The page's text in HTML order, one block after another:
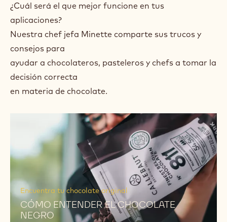
¿Cuál será el que mejor funcione en tus
aplicaciones?
Nuestra chef jefa Minette comparte sus trucos y
consejos para
ayudar a chocolateros, pasteleros y chefs a tomar la
decisión correcta
en materia de chocolate.
Encuentra tu chocolate original
CÓMO ENTENDER EL CHOCOLATE
NEGRO
Ver
vídeo